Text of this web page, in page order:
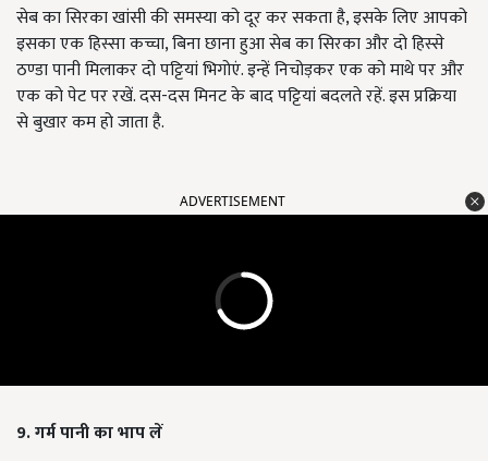
सेब का सिरका खांसी की समस्या को दूर कर सकता है, इसके लिए आपको
इसका एक हिस्सा कच्चा, बिना छाना हुआ सेब का सिरका और दो हिस्से
ठण्डा पानी मिलाकर दो पट्टियां भिगोएं. इन्हें निचोड़कर एक को माथे पर और
एक को पेट पर रखें. दस-दस मिनट के बाद पट्टियां बदलते रहें. इस प्रक्रिया
से बुखार कम हो जाता है.
ADVERTISEMENT
9. गर्म पानी का भाप लें